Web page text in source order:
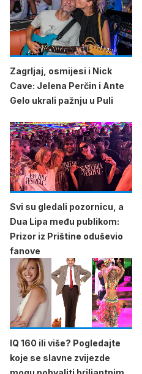
Zagrljaj, osmijesi i Nick
Cave: Jelena Perčin i Ante
Gelo ukrali pažnju u Puli
Svi su gledali pozornicu, a
Dua Lipa među publikom:
Prizor iz Prištine oduševio
fanove
IQ 160 ili više? Pogledajte
koje se slavne zvijezde